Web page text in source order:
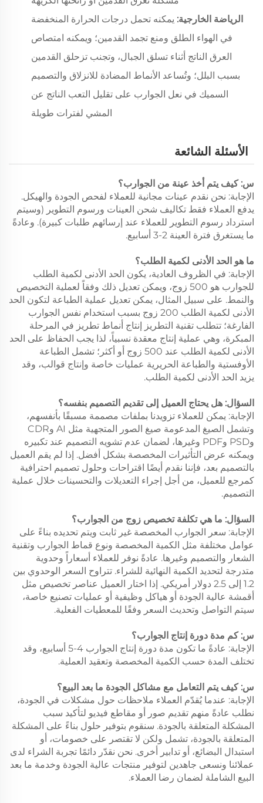
الرياضة الخارجية: يمكنه تحمل درجات الحرارة المنخفضة
في الهواء الطلق ومنع تجمد القدمين؛ ويمكنه امتصاص
العرق الناتج أثناء تسلق الجبال، وتجنب تزحلق القدمين
بسبب البلل؛ وتُساعد الأنماط المضادة للانزلاق والتصميم
السميك في نعل الجوارب على تقليل التعب الناتج عن
المشي لفترات طويلة
الأسئلة الشائعة
س: كيف يتم أخذ عينة من الجوارب؟
الإجابة: نحن نقدم عينات مجانية للعملاء لفحص الجودة والهيكل.
يدفع العملاء فقط تكاليف شحن العينات ورسوم التطوير (وسيتم
استرداد رسوم التطوير للعملاء عند إرسائهم طلبات كبيرة). وعادةً
ما يستغرق فترة العينة 2-3 أسابيع.
ما هو الحد الأدنى لكمية الطلب؟
الإجابة: في الظروف العادية، يكون الحد الأدنى لكمية الطلب
للجوارب هو 500 زوج، ويمكن تعديل ذلك وفقاً لعملية التخصيص
والنمط. على سبيل المثال، يمكن تعديل عملية الطباعة لتكون الحد
الأدنى لكمية الطلب 200 زوج بسبب استخدام نفس الجوارب
الفارغة؛ تتطلب تقنية التطريز إنتاج أنماط تطريز في المرحلة
المبكرة، وهي عملية إنتاج معقدة نسبياً، لذا يجب الحفاظ على الحد
الأدنى لكمية الطلب عند 500 زوج أو أكثر؛ تشمل الطباعة
الأوفستية والطباعة الحريرية عمليات خاصة وإنتاج قوالب، وقد
يزيد الحد الأدنى لكمية الطلب.
السؤال: هل يحتاج العميل إلى تقديم التصميم بنفسه؟
الإجابة: يمكن للعملاء تزويدنا بملفات مصممة مسبقًا بأنفسهم،
وتشمل الصيغ المدعومة صيغ الصور المتجهية مثل AI وCDR
وPSD وPDF وغيرها، لضمان عدم تشويه التصميم عند تكبيره
ويمكنه عرض التأثيرات المخصصة بشكل أفضل. إذا لم يقم العميل
بالتصميم بعد، فإننا نقدم أيضًا اقتراحات وحلول تصميم احترافية
كمرجع للعميل، من أجل إجراء التعديلات والتحسينات خلال عملية
التصميم.
السؤال: ما هي تكلفة تخصيص زوج من الجوارب؟
الإجابة: سعر الجوارب المخصصة غير ثابت ويتم تحديده بناءً على
عوامل مختلفة مثل الكمية المخصصة ونوع قماط الجوارب وتقنية
الشعار والتصميم وغيرها. عادةً نوفر للعملاء أسعاراً وحدوية
متدرجة لتحديد الكمية النهائية للشراء. تتراوح السعر الوحدوي بين
1.2 إلى 2.5 دولار أمريكي. إذا اختار العميل عناصر تخصيص مثل
أقمشة عالية الجودة أو هياكل وظيفية أو عمليات تصنيع خاصة،
سيتم التواصل وتحديث السعر وفقًا للمعطيات الفعلية.
س: كم مدة دورة إنتاج الجوارب؟
الإجابة: عادةً ما تكون مدة دورة إنتاج الجوارب 4-5 أسابيع، وقد
تختلف المدة حسب الكمية المخصصة وتعقيد العملية.
س: كيف يتم التعامل مع مشاكل الجودة ما بعد البيع؟
الإجابة: عندما يُقدّم العملاء ملاحظات حول مشكلات في الجودة،
نطلب عادةً منهم تقديم صور أو مقاطع فيديو لتأكيد سبب
المشكلة المتعلقة بالجودة. سنقوم بتوفير حلول بناءً على المشكلة
المتعلقة بالجودة، تشمل ولكن لا تقتصر على خصومات، أو
استبدال البضائع، أو تدابير أخرى. نحن نقدّر دائمًا تجربة الشراء لدى
عملائنا ونسعى جاهدين لتوفير منتجات عالية الجودة وخدمة ما بعد
البيع الشاملة لضمان رضا العملاء.